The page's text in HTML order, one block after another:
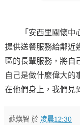
「安西里關懷中心
提供送餐服務給鄰近
區的長輩服務，將自
自己是做什麼偉大的
在他們身上，我們見
蘇煥智 於 凌晨12:30